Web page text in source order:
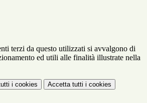
terzi da questo utilizzati si avvalgono di
ed utili alle finalità illustrate nella
i cookies Accetta tutti i cookies